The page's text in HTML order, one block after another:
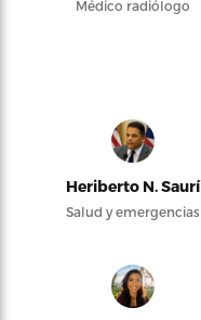
Médico radiólogo
Heriberto N. Saurí
Salud y emergencias